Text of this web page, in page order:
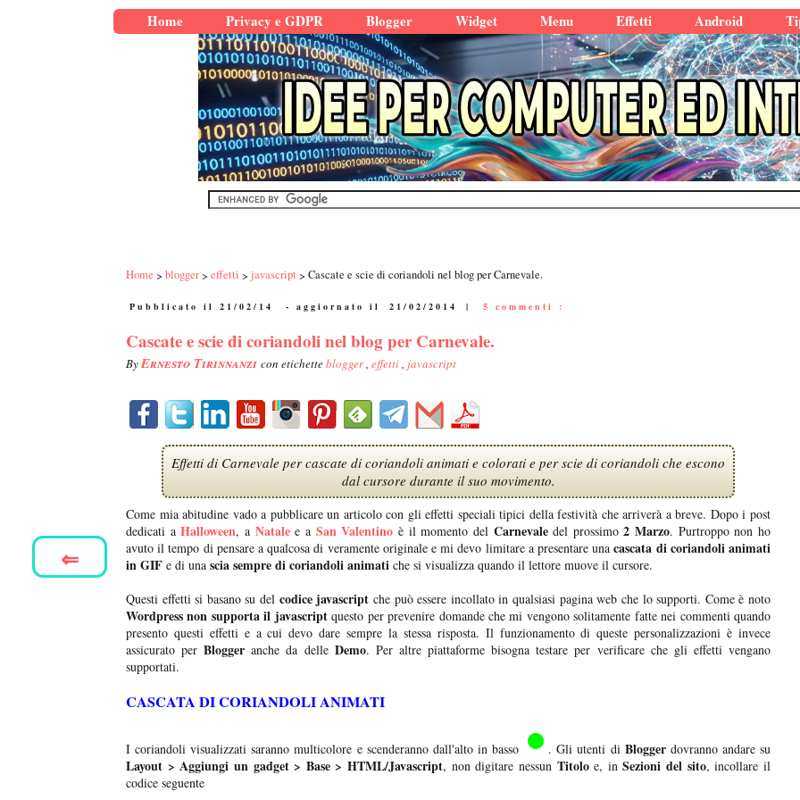
Home Privacy e GDPR Blogger Widget Menu Effetti Android
Home blogger effetti javascript Cascate e scie di coriandoli nel blog per Carnevale.
Pubblicato il 21/02/14 - aggiornato il 21/02/2014 | 5 commenti :
Cascate e scie di coriandoli nel blog per Carnevale.
ByErnesto Tirinnanzi con etichetteblogger, effetti, javascript
Effetti di Carnevale per cascate di coriandoli animati e colorati e per scie di coriandoli che escono
dal cursore durante il suo movimento.
Come mia abitudine vado a pubblicare un articolo con gli effetti speciali tipici della festività che arriverà a breve. Dopo i post
dedicati a Halloween, a Natalee a San Valentino è il momento del Carnevaledel prossimo2 Marzo. Purtroppo non ho
avuto il tempo di pensare a qualcosa di veramente originale e mi devo limitare a presentare unacascata di coriandoli animati
in GIF e di una scia sempre di coriandoli animati che si visualizza quando il lettore muove il cursore.
Questi effetti si basano su del codice javascript che può essere incollato in qualsiasi pagina web che lo supporti. Come è noto
Wordpress non supporta il javascriptquesto per prevenire domande che mi vengono solitamente fatte nei commenti quando
presento questi effetti e a cui devo dare sempre la stessa risposta. Il funzionamento di queste personalizzazioni è invece
assicurato perBlogger anche da delleDemo. Per altre piattaforme bisogna testare per verificare che gli effetti vengano
supportati.
CASCATA DI CORIANDOLI ANIMATI
I coriandoli visualizzati saranno multicolore e scenderanno dall'alto in basso . Gli utenti di Bloggerdovranno andare su
Layout > Aggiungi un gadget > Base > HTML/Javascript, non digitare nessun Titoloe, inSezioni del sito, incollare il
codice seguente
⇐